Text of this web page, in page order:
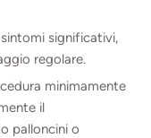
significativi,
regolare.
minimamente
il
palloncini o